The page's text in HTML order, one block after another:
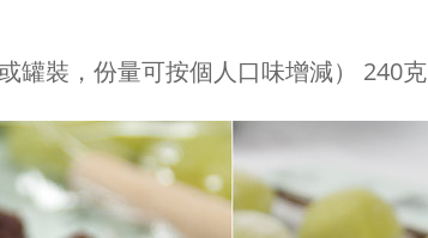
罐裝，份量可按個人口味增減） 240克